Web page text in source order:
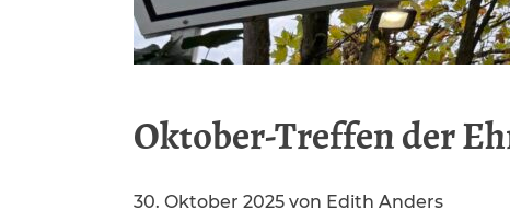
Oktober-Treffen der
30. Oktober 2025 von Edith Anders